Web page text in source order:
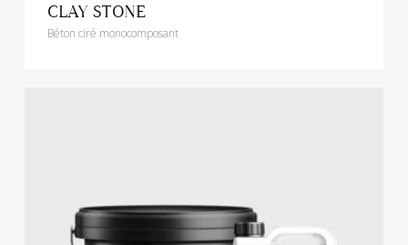
CLAY STONE
Béton ciré monocomposant